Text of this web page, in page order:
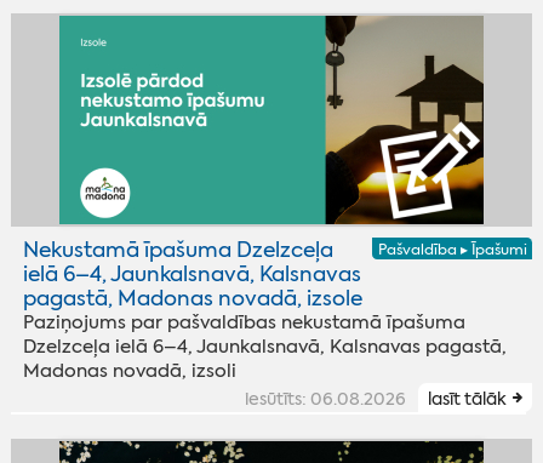
Pašvaldība ▸ Īpašumi
Nekustamā īpašuma Dzelzceļa
ielā 6–4, Jaunkalsnavā, Kalsnavas
pagastā, Madonas novadā, izsole
Paziņojums par pašvaldības nekustamā īpašuma
Dzelzceļa ielā 6–4, Jaunkalsnavā, Kalsnavas pagastā,
Madonas novadā, izsoli
iesūtīts: 06.08.2026 lasīt tālāk